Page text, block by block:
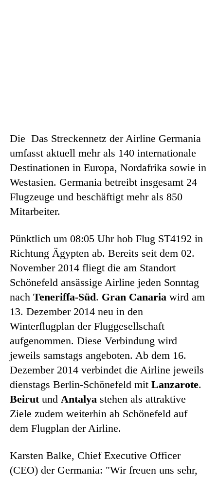
Die Das Streckennetz der Airline Germania
umfasst aktuell mehr als 140 internationale
Destinationen in Europa, Nordafrika sowie in
Westasien. Germania betreibt insgesamt 24
Flugzeuge und beschäftigt mehr als 850
Mitarbeiter.
Pünktlich um 08:05 Uhr hob Flug ST4192 in
Richtung Ägypten ab. Bereits seit dem 02.
November 2014 fliegt die am Standort
Schönefeld ansässige Airline jeden Sonntag
nach Teneriffa-Süd. Gran Canaria wird am
13. Dezember 2014 neu in den
Winterflugplan der Fluggesellschaft
aufgenommen. Diese Verbindung wird
jeweils samstags angeboten. Ab dem 16.
Dezember 2014 verbindet die Airline jeweils
dienstags Berlin-Schönefeld mit Lanzarote.
Beirutund Antalya stehen als attraktive
Ziele zudem weiterhin ab Schönefeld auf
dem Flugplan der Airline.
Karsten Balke, Chief Executive Officer
(CEO) der Germania: "Wir freuen uns sehr,